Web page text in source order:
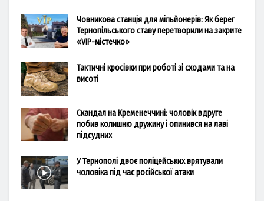
Човникова станція для мільйонерів: Як берег
Тернопільського ставу перетворили на закрите
«VIP-містечко»
Тактичні кросівки при роботі зі сходами та на
висоті
Скандал на Кременеччині: чоловік вдруге
побив колишню дружину і опинився на лаві
підсудних
У Тернополі двоє поліцейських врятували
чоловіка під час російської атаки